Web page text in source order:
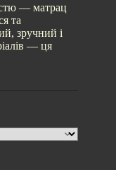
— матрац
та
зручний і
— ця